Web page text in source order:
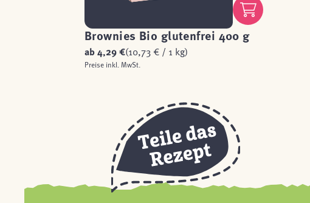
Brownies Bio glutenfrei 400 g
ab4,29 €(10,73 € / 1 kg)
Preise inkl. MwSt.